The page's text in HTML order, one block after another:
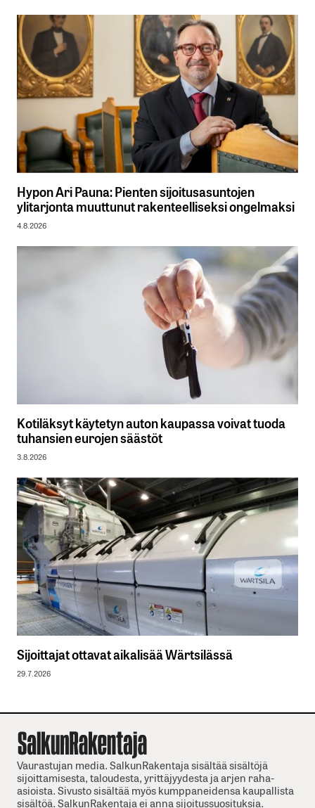
Hypon Ari Pauna: Pienten sijoitusasuntojen
ylitarjonta muuttunut rakenteelliseksi ongelmaksi
4.8.2026
Kotiläksyt käytetyn auton kaupassa voivat tuoda
tuhansien eurojen säästöt
3.8.2026
Sijoittajat ottavat aikalisää Wärtsilässä
29.7.2026
Vaurastujan media. SalkunRakentaja sisältää sisältöjä
sijoittamisesta, taloudesta, yrittäjyydesta ja arjen raha-
asioista. Sivusto sisältää myös kumppaneidensa kaupallista
sisältöä. SalkunRakentaja ei anna sijoitussuosituksia.